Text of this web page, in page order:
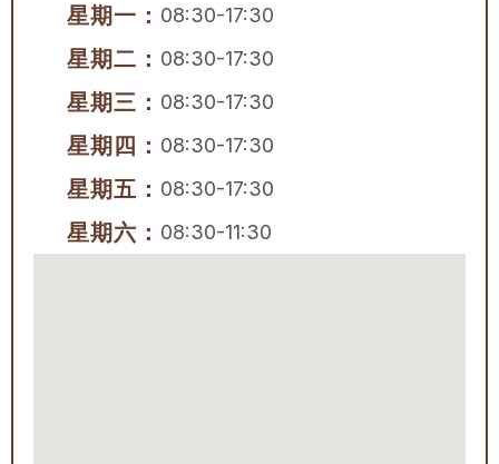
星期一： 08:30-17:30
星期二： 08:30-17:30
星期三： 08:30-17:30
星期四： 08:30-17:30
星期五： 08:30-17:30
星期六： 08:30-11:30